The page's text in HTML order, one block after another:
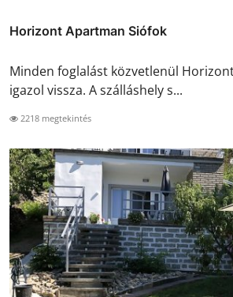
Horizont Apartman Siófok
Minden foglalást közvetlenül
igazol vissza. A szálláshely s...
2218 megtekintés